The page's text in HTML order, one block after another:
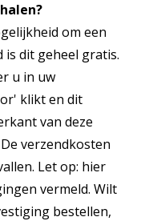
om een
dit geheel gratis.
u in uw
klikt en dit
van deze
verzendkosten
Let op: hier
vermeld. Wilt
bestellen,